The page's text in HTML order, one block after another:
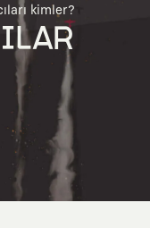
kimler?